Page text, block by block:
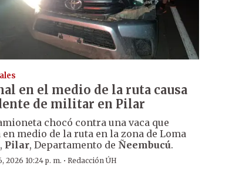
en el medio de la ruta causa
de militar en Pilar
chocó contra una vaca que
en medio de la ruta en la zona de Loma
Pilar, Departamento de Ñeembucú.
2026 10:24 p. m. · Redacción ÚH